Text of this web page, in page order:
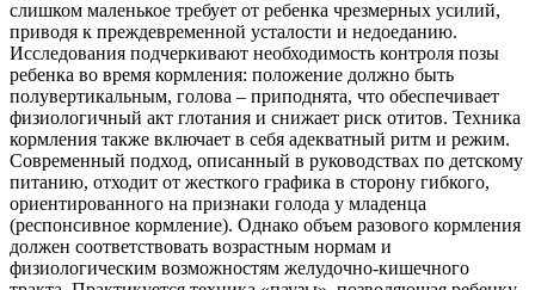
слишком маленькое требует от ребенка чрезмерных усилий,
приводя к преждевременной усталости и недоеданию.
Исследования подчеркивают необходимость контроля позы
ребенка во время кормления: положение должно быть
полувертикальным, голова – приподнята, что обеспечивает
физиологичный акт глотания и снижает риск отитов. Техника
кормления также включает в себя адекватный ритм и режим.
Современный подход, описанный в руководствах по детскому
питанию, отходит от жесткого графика в сторону гибкого,
ориентированного на признаки голода у младенца
(респонсивное кормление). Однако объем разового кормления
должен соответствовать возрастным нормам и
физиологическим возможностям желудочно-кишечного